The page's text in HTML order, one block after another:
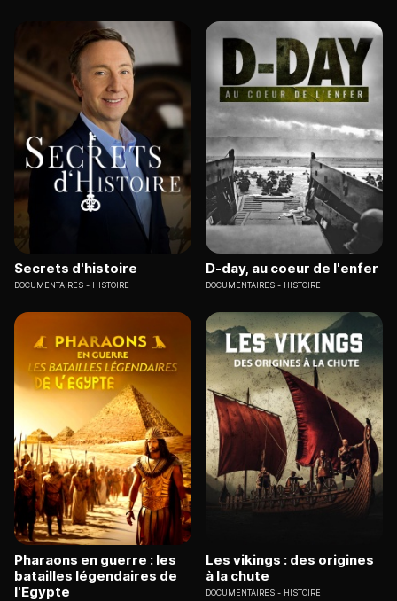
Secrets d'histoire
DOCUMENTAIRES HISTOIRE
D-day, au coeur de l'enfer
DOCUMENTAIRES HISTOIRE
Pharaons en guerre : les
batailles légendaires de
l'Egypte
Les vikings : des origines
à la chute
DOCUMENTAIRES HISTOIRE